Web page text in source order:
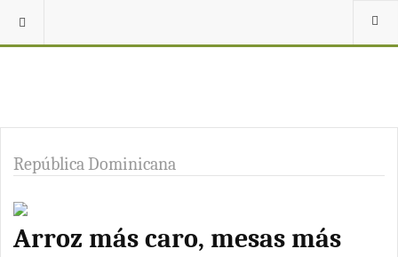
República Dominicana
Arroz más caro, mesas más